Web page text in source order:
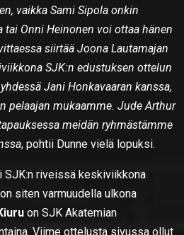
vaikka Sami Sipola onkin
Onni Heinonen voi ottaa hänen
siirtää Joona Lautamajan
SJK:n edustuksen ottelun
Jani Honkavaaran kanssa,
pelaajan mukaamme. Jude Arthur
meidän ryhmästämme
, pohtii Dunne vielä lopuksi.
SJK:n riveissä keskiviikkona
siten varmuudella ulkona
on SJK Akatemian
Viime ottelusta sivussa ollut